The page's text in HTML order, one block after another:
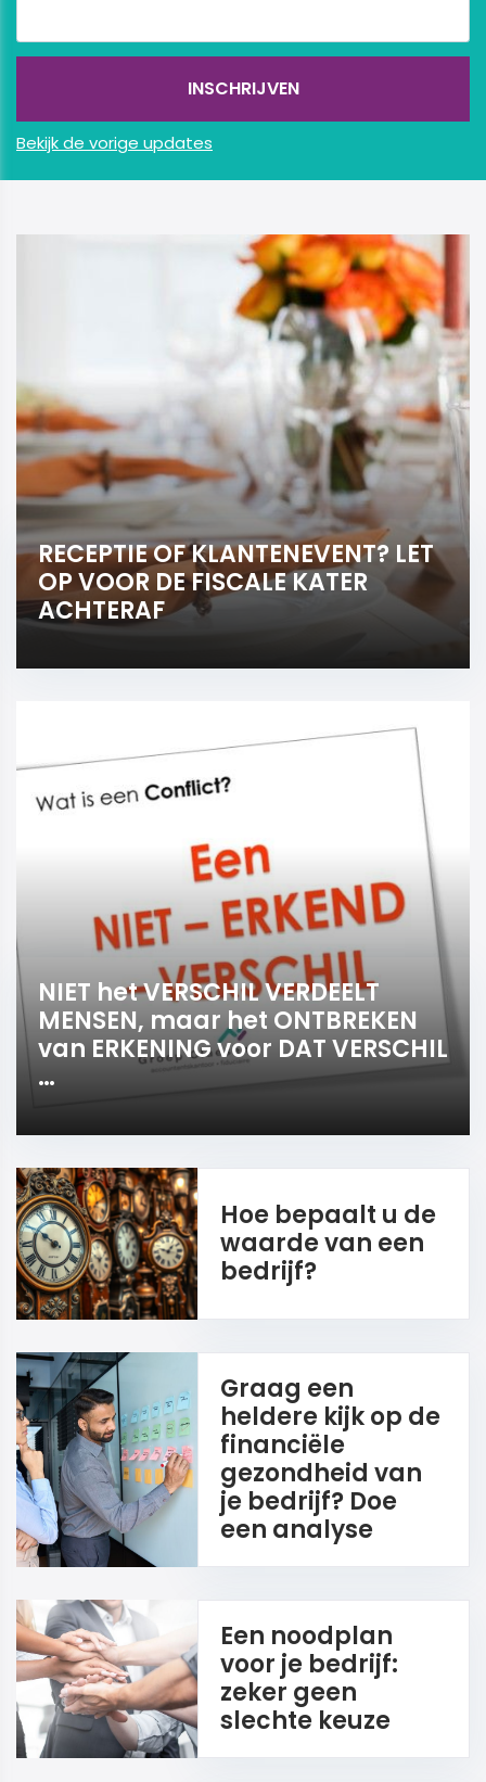
Bekijk de vorige updates
RECEPTIE OF KLANTENEVENT? LET
OP VOOR DE FISCALE KATER
ACHTERAF
NIET het VERSCHIL VERDEELT
MENSEN, maar het ONTBREKEN
van ERKENING voor DAT VERSCHIL
…
Hoe bepaalt u de
waarde van een
bedrijf?
Graag een
heldere kijk op de
financiële
gezondheid van
je bedrijf? Doe
een analyse
Een noodplan
voor je bedrijf:
zeker geen
slechte keuze